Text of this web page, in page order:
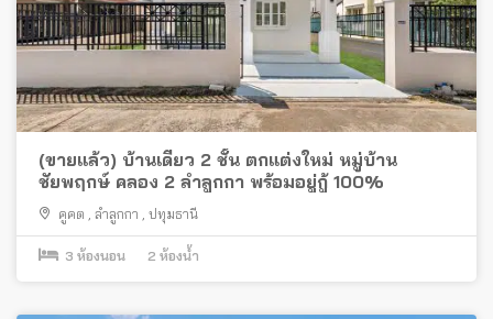
(ขายแล้ว) บ้านเดี่ยว 2 ชั้น ตกแต่งใหม่ หมู่บ้าน
ชัยพฤกษ์ คลอง 2 ลำลูกกา พร้อมอยู่กู้ 100%
คูคต , ลำลูกกา , ปทุมธานี
3 ห้องนอน 2 ห้องน้ำ